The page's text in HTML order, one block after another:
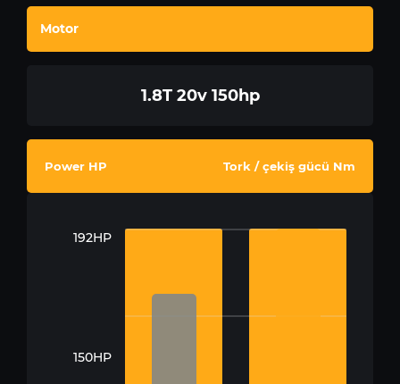
Motor
1.8T 20v 150hp
Power HP Tork / çekiş gücü Nm
192HP
150HP